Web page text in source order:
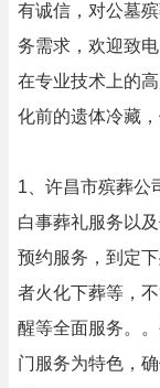
有诚信，对公墓
务需求，欢迎致
在专业技术上的
化前的遗体冷藏
1、许昌市殡葬公
白事葬礼服务以
预约服务，到定
者火化下葬等，
醒等全面服务。
门服务为特色，